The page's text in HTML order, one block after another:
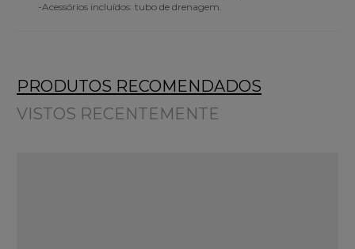
-Acessórios incluídos: tubo de drenagem.
PRODUTOS RECOMENDADOS
VISTOS RECENTEMENTE